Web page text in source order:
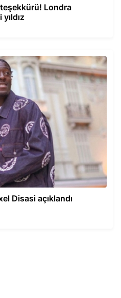
Londra
Disasi açıklandı